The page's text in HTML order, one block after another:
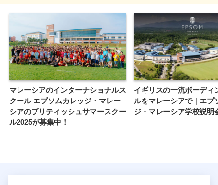
マレーシアのインターナショナルス
クール エプソムカレッジ・マレー
シアのブリティッシュサマースクー
ル2025が募集中！
イギリスの一流ボーディ
ルをマレーシアで｜エプ
ジ・マレーシア学校説明